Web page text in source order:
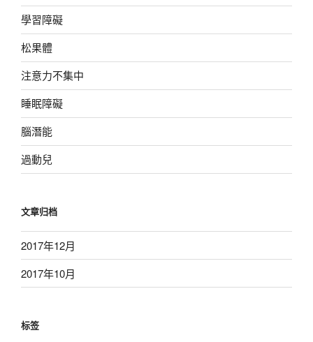
學習障礙
松果體
注意力不集中
睡眠障礙
腦潛能
過動兒
文章归档
2017年12月
2017年10月
标签